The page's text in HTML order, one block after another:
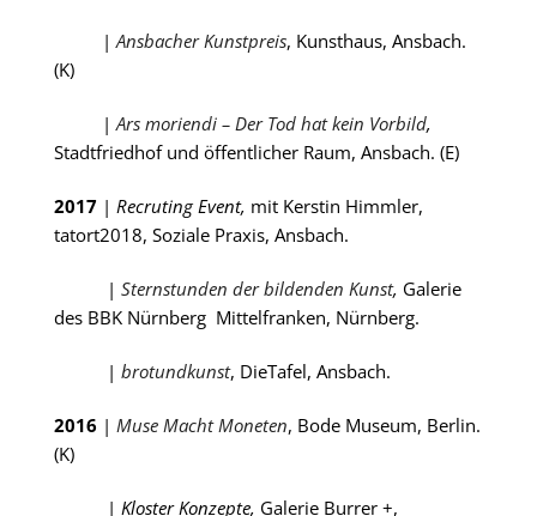
| Ansbacher Kunstpreis, Kunsthaus, Ansbach.
(K)
| Ars moriendi – Der Tod hat kein Vorbild,
Stadtfriedhof und öffentlicher Raum, Ansbach. (E)
2017 | Recruting Event, mit Kerstin Himmler,
tatort2018, Soziale Praxis, Ansbach.
| Sternstunden der bildenden Kunst, Galerie
des BBK Nürnberg Mittelfranken, Nürnberg.
| brotundkunst, DieTafel, Ansbach.
2016 | Muse Macht Moneten, Bode Museum, Berlin.
(K)
| Kloster Konzepte, Galerie Burrer +,